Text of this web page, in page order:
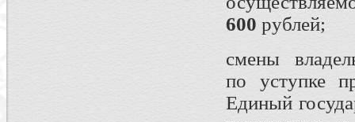
600 рублей;
смены
по уступке
Единый